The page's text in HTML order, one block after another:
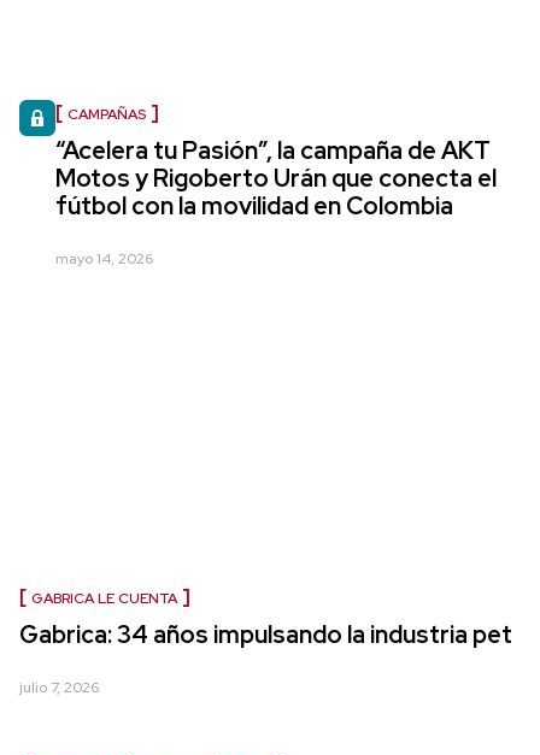
CAMPAÑAS
“Acelera tu Pasión”, la campaña de AKT
Motos y Rigoberto Urán que conecta el
fútbol con la movilidad en Colombia
mayo 14, 2026
GABRICA LE CUENTA
Gabrica: 34 años impulsando la industria pet
julio 7, 2026